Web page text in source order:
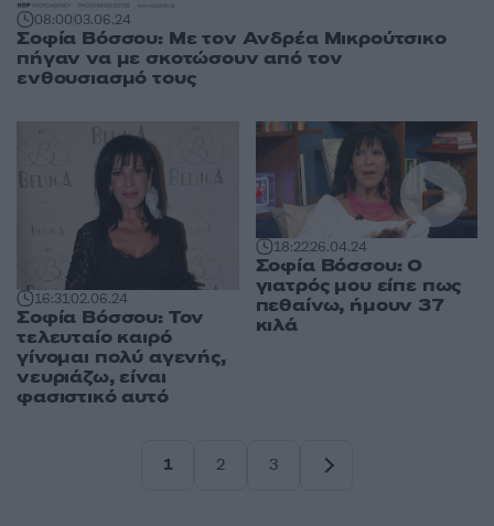
08:0003.06.24
Σοφία Βόσσου: Με τον Ανδρέα Μικρούτσικο
πήγαν να με σκοτώσουν από τον
ενθουσιασμό τους
16:3102.06.24
Σοφία Βόσσου: Τον
τελευταίο καιρό
γίνομαι πολύ αγενής,
νευριάζω, είναι
φασιστικό αυτό
18:2226.04.24
Σοφία Βόσσου: Ο
γιατρός μου είπε πως
πεθαίνω, ήμουν 37
κιλά
1
2
3